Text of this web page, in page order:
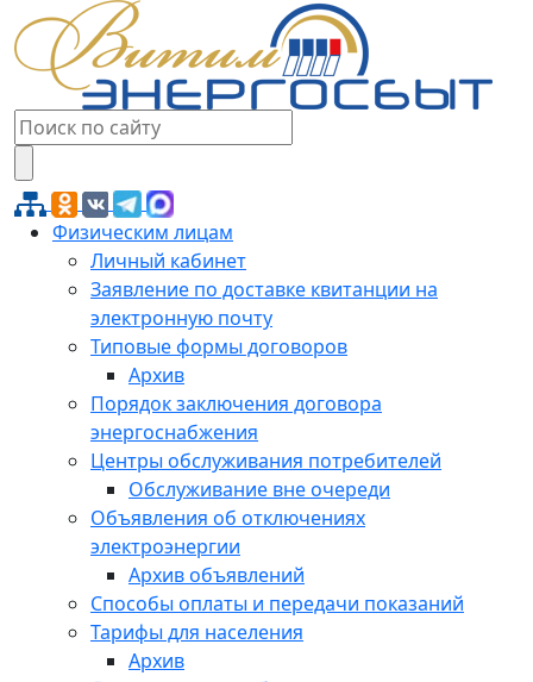
Физическим лицам
Личный кабинет
Заявление по доставке квитанции на
электронную почту
Типовые формы договоров
Архив
Порядок заключения договора
энергоснабжения
Центры обслуживания потребителей
Обслуживание вне очереди
Объявления об отключениях
электроэнергии
Архив объявлений
Способы оплаты и передачи показаний
Тарифы для населения
Архив